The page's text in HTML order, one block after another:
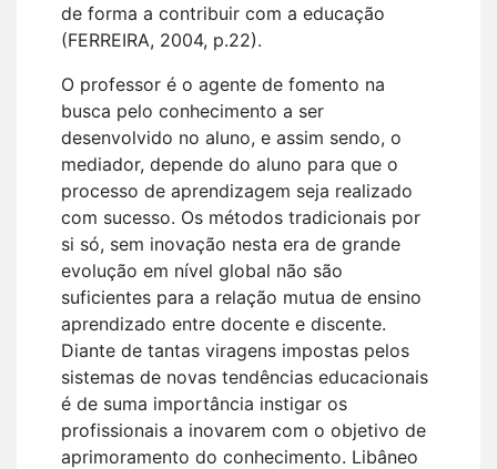
de forma a contribuir com a educação
(FERREIRA, 2004, p.22).
O professor é o agente de fomento na
busca pelo conhecimento a ser
desenvolvido no aluno, e assim sendo, o
mediador, depende do aluno para que o
processo de aprendizagem seja realizado
com sucesso. Os métodos tradicionais por
si só, sem inovação nesta era de grande
evolução em nível global não são
suficientes para a relação mutua de ensino
aprendizado entre docente e discente.
Diante de tantas viragens impostas pelos
sistemas de novas tendências educacionais
é de suma importância instigar os
profissionais a inovarem com o objetivo de
aprimoramento do conhecimento. Libâneo